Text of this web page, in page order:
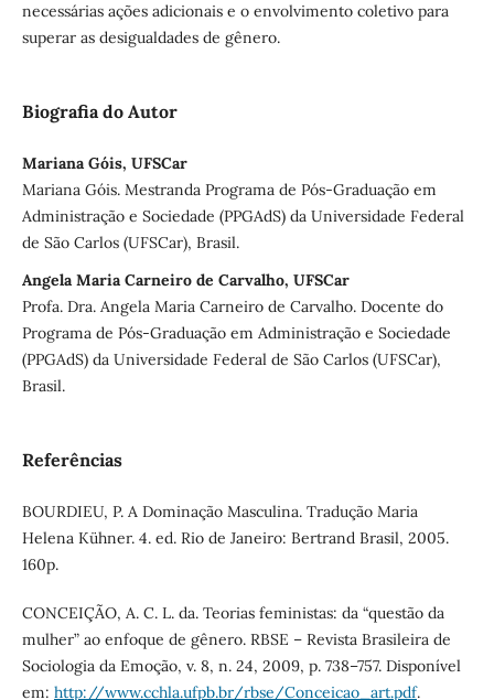
necessárias ações adicionais e o envolvimento coletivo para
superar as desigualdades de gênero.
Biografia do Autor
Mariana Góis, UFSCar
Mariana Góis. Mestranda Programa de Pós-Graduação em
Administração e Sociedade (PPGAdS) da Universidade Federal
de São Carlos (UFSCar), Brasil.
Angela Maria Carneiro de Carvalho, UFSCar
Profa. Dra. Angela Maria Carneiro de Carvalho. Docente do
Programa de Pós-Graduação em Administração e Sociedade
(PPGAdS) da Universidade Federal de São Carlos (UFSCar),
Brasil.
Referências
BOURDIEU, P. A Dominação Masculina. Tradução Maria
Helena Kühner. 4. ed. Rio de Janeiro: Bertrand Brasil, 2005.
160p.
CONCEIÇÃO, A. C. L. da. Teorias feministas: da “questão da
mulher” ao enfoque de gênero. RBSE – Revista Brasileira de
Sociologia da Emoção, v. 8, n. 24, 2009, p. 738–757. Disponível
em: http://www.cchla.ufpb.br/rbse/Conceicao_art.pdf.